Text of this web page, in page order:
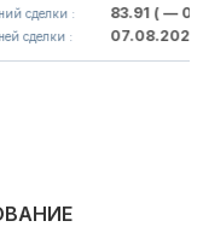
: 83.91( — 0.0 )
: 07.08.2026